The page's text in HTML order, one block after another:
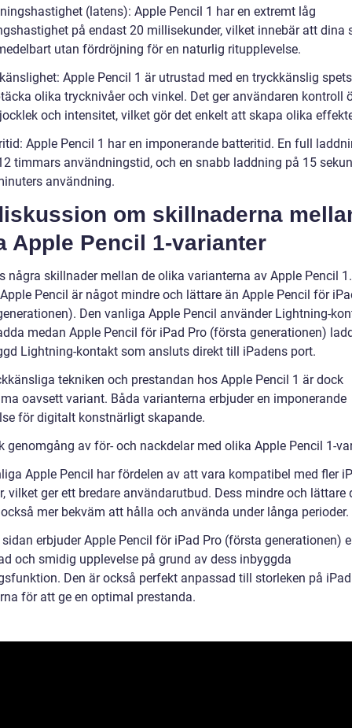
(latens): Apple Pencil 1 har en extremt låg
på endast 20 millisekunder, vilket innebär att dina
utan fördröjning för en naturlig ritupplevelse.
Apple Pencil 1 är utrustad med en tryckkänslig
olika trycknivåer och vinkel. Det ger användaren kontroll
och intensitet, vilket gör det enkelt att skapa olika
Apple Pencil 1 har en imponerande batteritid. En full
timmars användningstid, och en snabb laddning på 15
användning.
om skillnaderna
Apple Pencil 1-varianter
några skillnader mellan de olika varianterna av Apple Pencil
Pencil är något mindre och lättare än Apple Pencil för
Den vanliga Apple Pencil använder Lightning-
medan Apple Pencil för iPad Pro (första generationen)
Lightning-kontakt som ansluts direkt till iPadens port.
tekniken och prestandan hos Apple Pencil 1 är dock
oavsett variant. Båda varianterna erbjuder en imponerande
för digitalt konstnärligt skapande.
genomgång av för- och nackdelar med olika Apple Pencil 1-
Apple Pencil har fördelen av att vara kompatibel med fler
vilket ger ett bredare användarutbud. Dess mindre och lättare
mer bekväm att hålla och använda under långa perioder.
erbjuder Apple Pencil för iPad Pro (första generationen)
och smidig upplevelse på grund av dess inbyggda
Den är också perfekt anpassad till storleken på
för att ge en optimal prestanda.